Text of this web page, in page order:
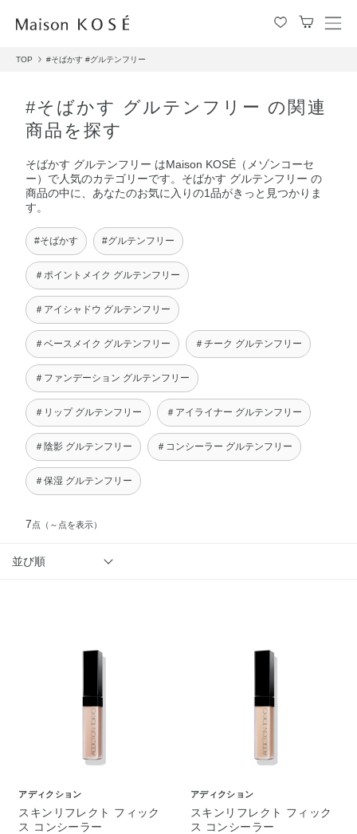
メ
TOP #そばかす #グルテンフリー
#そばかす グルテンフリー の関連
商品を探す
そばかす グルテンフリー はMaison KOSÉ（メゾンコーセ
ー）で人気のカテゴリーです。そばかす グルテンフリー の
商品の中に、あなたのお気に入りの1品がきっと見つかりま
す。
#そばかす #グルテンフリー
＃ポイントメイク グルテンフリー
＃アイシャドウ グルテンフリー
＃ベースメイク グルテンフリー ＃チーク グルテンフリー
＃ファンデーション グルテンフリー
＃リップ グルテンフリー ＃アイライナー グルテンフリー
＃陰影 グルテンフリー ＃コンシーラー グルテンフリー
＃保湿 グルテンフリー
7点 （～点を表示）
並び順
アディクション
スキンリフレクト フィック
ス コンシーラー
アディクション
スキンリフレクト フィック
ス コンシーラー